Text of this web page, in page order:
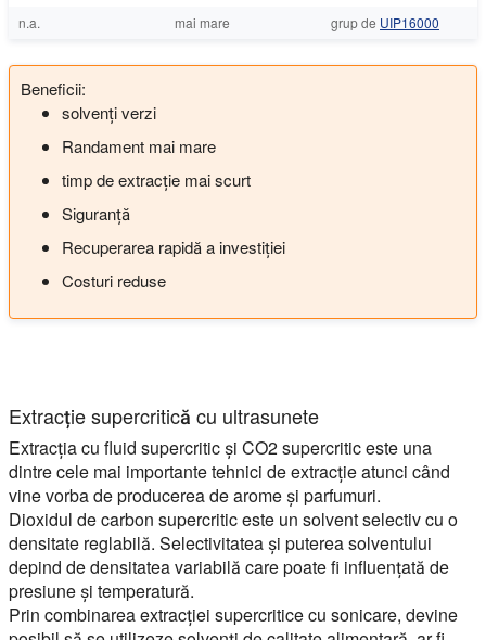
n.a.
mai mare grup de UIP16000
Beneficii:
solvenți verzi
Randament mai mare
timp de extracție mai scurt
Siguranță
Recuperarea rapidă a investiției
Costuri reduse
Extracție supercritică cu ultrasunete
Extracția cu fluid supercritic și CO2 supercritic este una
dintre cele mai importante tehnici de extracție atunci când
vine vorba de producerea de arome și parfumuri.
Dioxidul de carbon supercritic este un solvent selectiv cu o
densitate reglabilă. Selectivitatea și puterea solventului
depind de densitatea variabilă care poate fi influențată de
presiune și temperatură.
Prin combinarea extracției supercritice cu sonicare, devine